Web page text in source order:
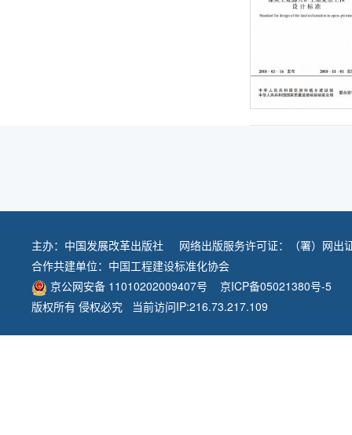
主办： 中国发展改革出版社
网络出版服务许可证：（署）网出
合作共建单位： 中国工程建设标准化协会
京公网安备 11010202009407号
京ICP备05021380号-5
版权所有 侵权必究 当前访问IP:216.73.217.109